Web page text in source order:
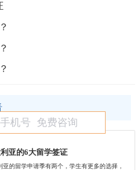
亚的6大留学签证
亚的留学申请季有两个，学生有更多的选择，